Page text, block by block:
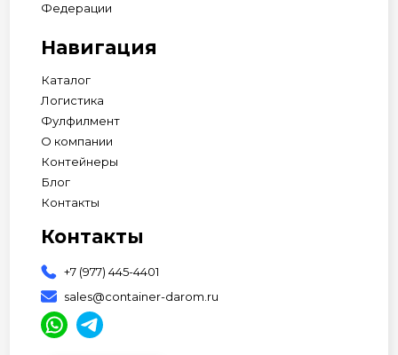
Федерации
Навигация
Каталог
Логистика
Фулфилмент
О компании
Контейнеры
Блог
Контакты
Контакты
+7 (977) 445-4401
sales@container-darom.ru